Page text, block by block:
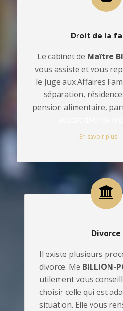
Droit de la
Le cabinet de Maître
vous assiste et vous
le Juge aux Affaires
séparation,
pension alimentaire,
En savoir plus
Divorce
Il existe plusieurs
divorce. Me BILLION-
utilement vous
choisir celle qui est
situation. Elle vous